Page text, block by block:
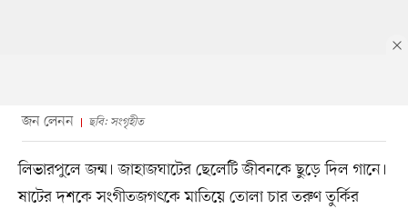
জন লেনন ছবি: সংগৃহীত
লিভারপুলে জন্ম। জাহাজঘাটের ছেলেটি জীবনকে ছুড়ে দিল গানে।
ষাটের দশকে সংগীতজগৎকে মাতিয়ে তোলা চার তরুণ তুর্কির